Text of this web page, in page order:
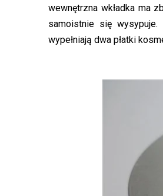
wewnętrzna wkładka ma
samoistnie się
wypełniają dwa płatki